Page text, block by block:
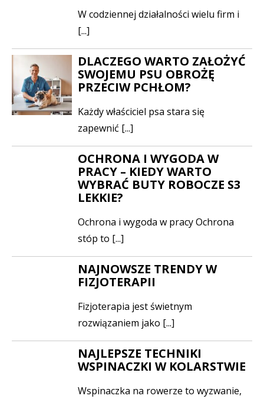
W codziennej działalności wielu firm i
[...]
DLACZEGO WARTO ZAŁOŻYĆ
SWOJEMU PSU OBROŻĘ
PRZECIW PCHŁOM?
Każdy właściciel psa stara się
zapewnić [...]
OCHRONA I WYGODA W
PRACY – KIEDY WARTO
WYBRAĆ BUTY ROBOCZE S3
LEKKIE?
Ochrona i wygoda w pracy Ochrona
stóp to [...]
NAJNOWSZE TRENDY W
FIZJOTERAPII
Fizjoterapia jest świetnym
rozwiązaniem jako [...]
NAJLEPSZE TECHNIKI
WSPINACZKI W KOLARSTWIE
Wspinaczka na rowerze to wyzwanie,